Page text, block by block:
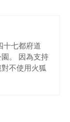
十七都府道
。 因為支持
不使用火狐